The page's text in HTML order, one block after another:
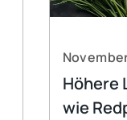
Höhere
wie